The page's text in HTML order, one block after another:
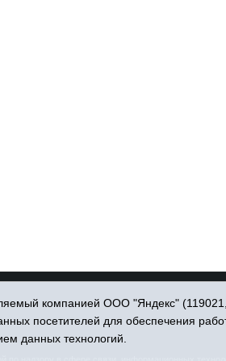
компанией ООО "Яндекс"
посетителей для обеспечения
данных технологий.